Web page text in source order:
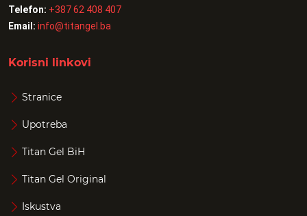
Telefon: +387 62 408 407
Email: info@titangel.ba
Korisni linkovi
Stranice
Upotreba
Titan Gel BiH
Titan Gel Original
Iskustva